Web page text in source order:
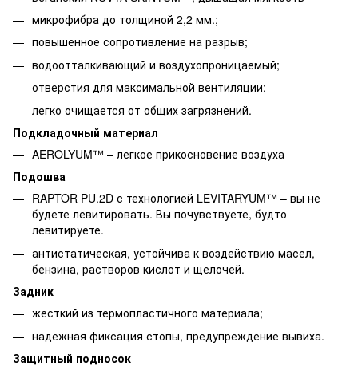
микрофибра до толщиной 2,2 мм.;
повышенное сопротивление на разрыв;
водоотталкивающий и воздухопроницаемый;
отверстия для максимальной вентиляции;
легко очищается от общих загрязнений.
Подкладочный материал
AEROLYUM™ – легкое прикосновение воздуха
Подошва
RAPTOR PU.2D с технологией LEVITARYUM™ – вы не
будете левитировать. Вы почувствуете, будто
левитируете.
антистатическая, устойчива к воздействию масел,
бензина, растворов кислот и щелочей.
Задник
жесткий из термопластичного материала;
надежная фиксация стопы, предупреждение вывиха.
Защитный подносок